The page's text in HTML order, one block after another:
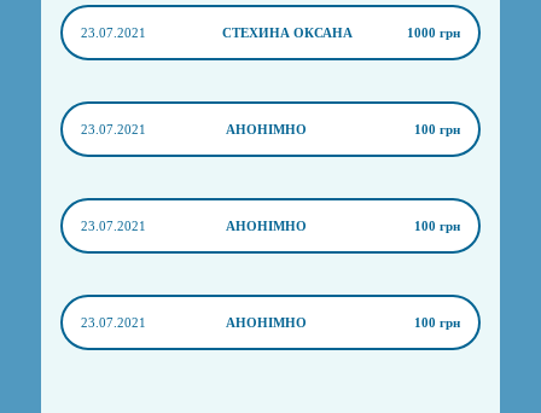
23.07.2021 СТЕХИНА ОКСАНА 1000 грн
23.07.2021 АНОНІМНО 100 грн
23.07.2021 АНОНІМНО 100 грн
23.07.2021 АНОНІМНО 100 грн